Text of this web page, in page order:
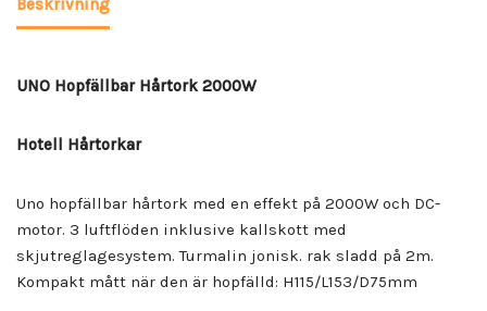
Beskrivning
UNO Hopfällbar Hårtork 2000W
Hotell Hårtorkar
Uno hopfällbar hårtork med en effekt på 2000W och DC-
motor. 3 luftflöden inklusive kallskott med
skjutreglagesystem. Turmalin jonisk. rak sladd på 2m.
Kompakt mått när den är hopfälld: H115/L153/D75mm